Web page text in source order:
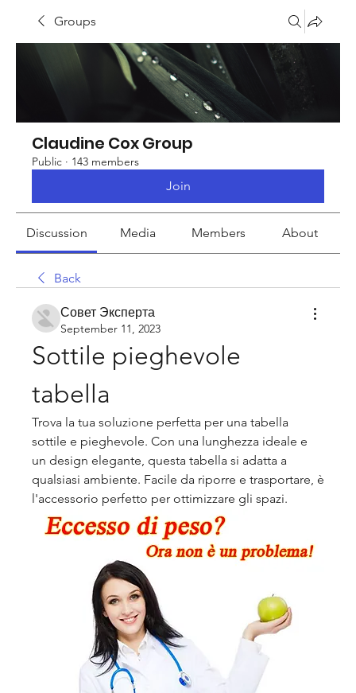
Groups
Claudine Cox Group
Public · 143 members
Join
Discussion Media Members About
Back
Совет Эксперта
September 11, 2023
Sottile pieghevole
tabella
Trova la tua soluzione perfetta per una tabella
sottile e pieghevole. Con una lunghezza ideale e
un design elegante, questa tabella si adatta a
qualsiasi ambiente. Facile da riporre e trasportare, è
l'accessorio perfetto per ottimizzare gli spazi.